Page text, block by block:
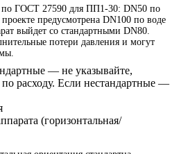
по ГОСТ 27590 для ПП1-30: DN50 по
предусмотрена DN100 по воде
выйдет со стандартными DN80.
потери давления и могут
— не указывайте,
по расходу. Если нестандартные —
(горизонтальная/